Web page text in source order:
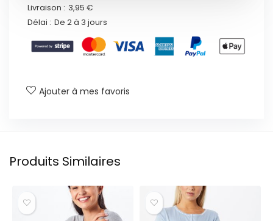
Livraison : 3,95 €
Délai : De 2 à 3 jours
Ajouter à mes favoris
Produits Similaires